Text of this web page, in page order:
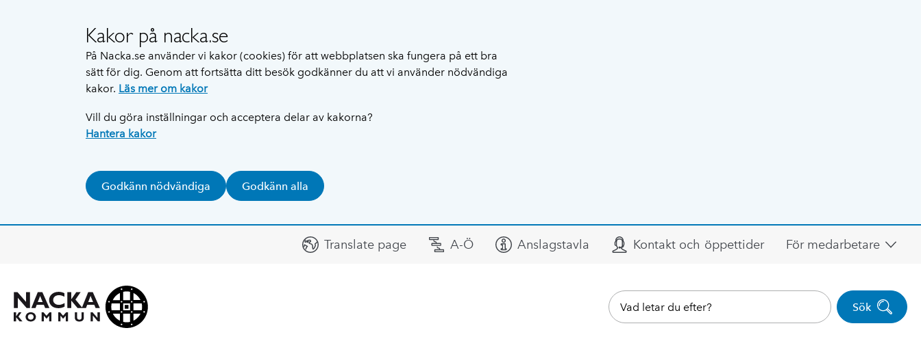
Kakor på nacka.se
På Nacka.se använder vi kakor (cookies) för att webbplatsen ska fungera på ett bra
sätt för dig. Genom att fortsätta ditt besök godkänner du att vi använder nödvändiga
kakor. Läs mer om kakor
Vill du göra inställningar och acceptera delar av kakorna?
Hantera kakor
Godkänn nödvändiga Godkänn alla
Translate page A-Ö Anslagstavla Kontakt och öppettider För medarbetare
Sök